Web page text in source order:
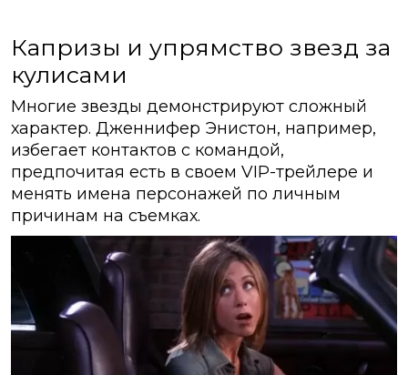
Капризы и упрямство звезд за
кулисами
Многие звезды демонстрируют сложный
характер. Дженнифер Энистон, например,
избегает контактов с командой,
предпочитая есть в своем VIP-трейлере и
менять имена персонажей по личным
причинам на съемках.